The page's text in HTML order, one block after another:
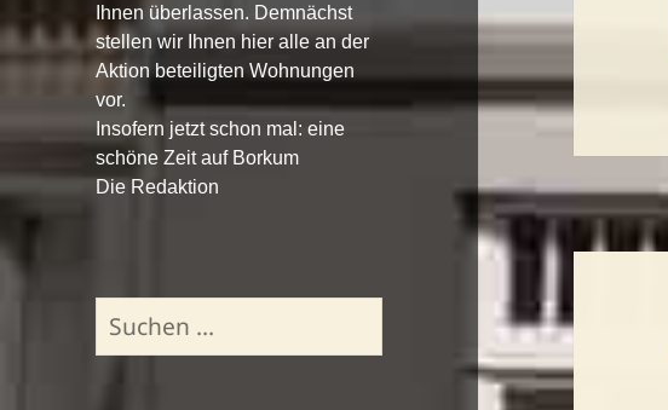
Ihnen überlassen. Demnächst
stellen wir Ihnen hier alle an der
Aktion beteiligten Wohnungen
vor.
Insofern jetzt schon mal: eine
schöne Zeit auf Borkum
Die Redaktion
Suchen